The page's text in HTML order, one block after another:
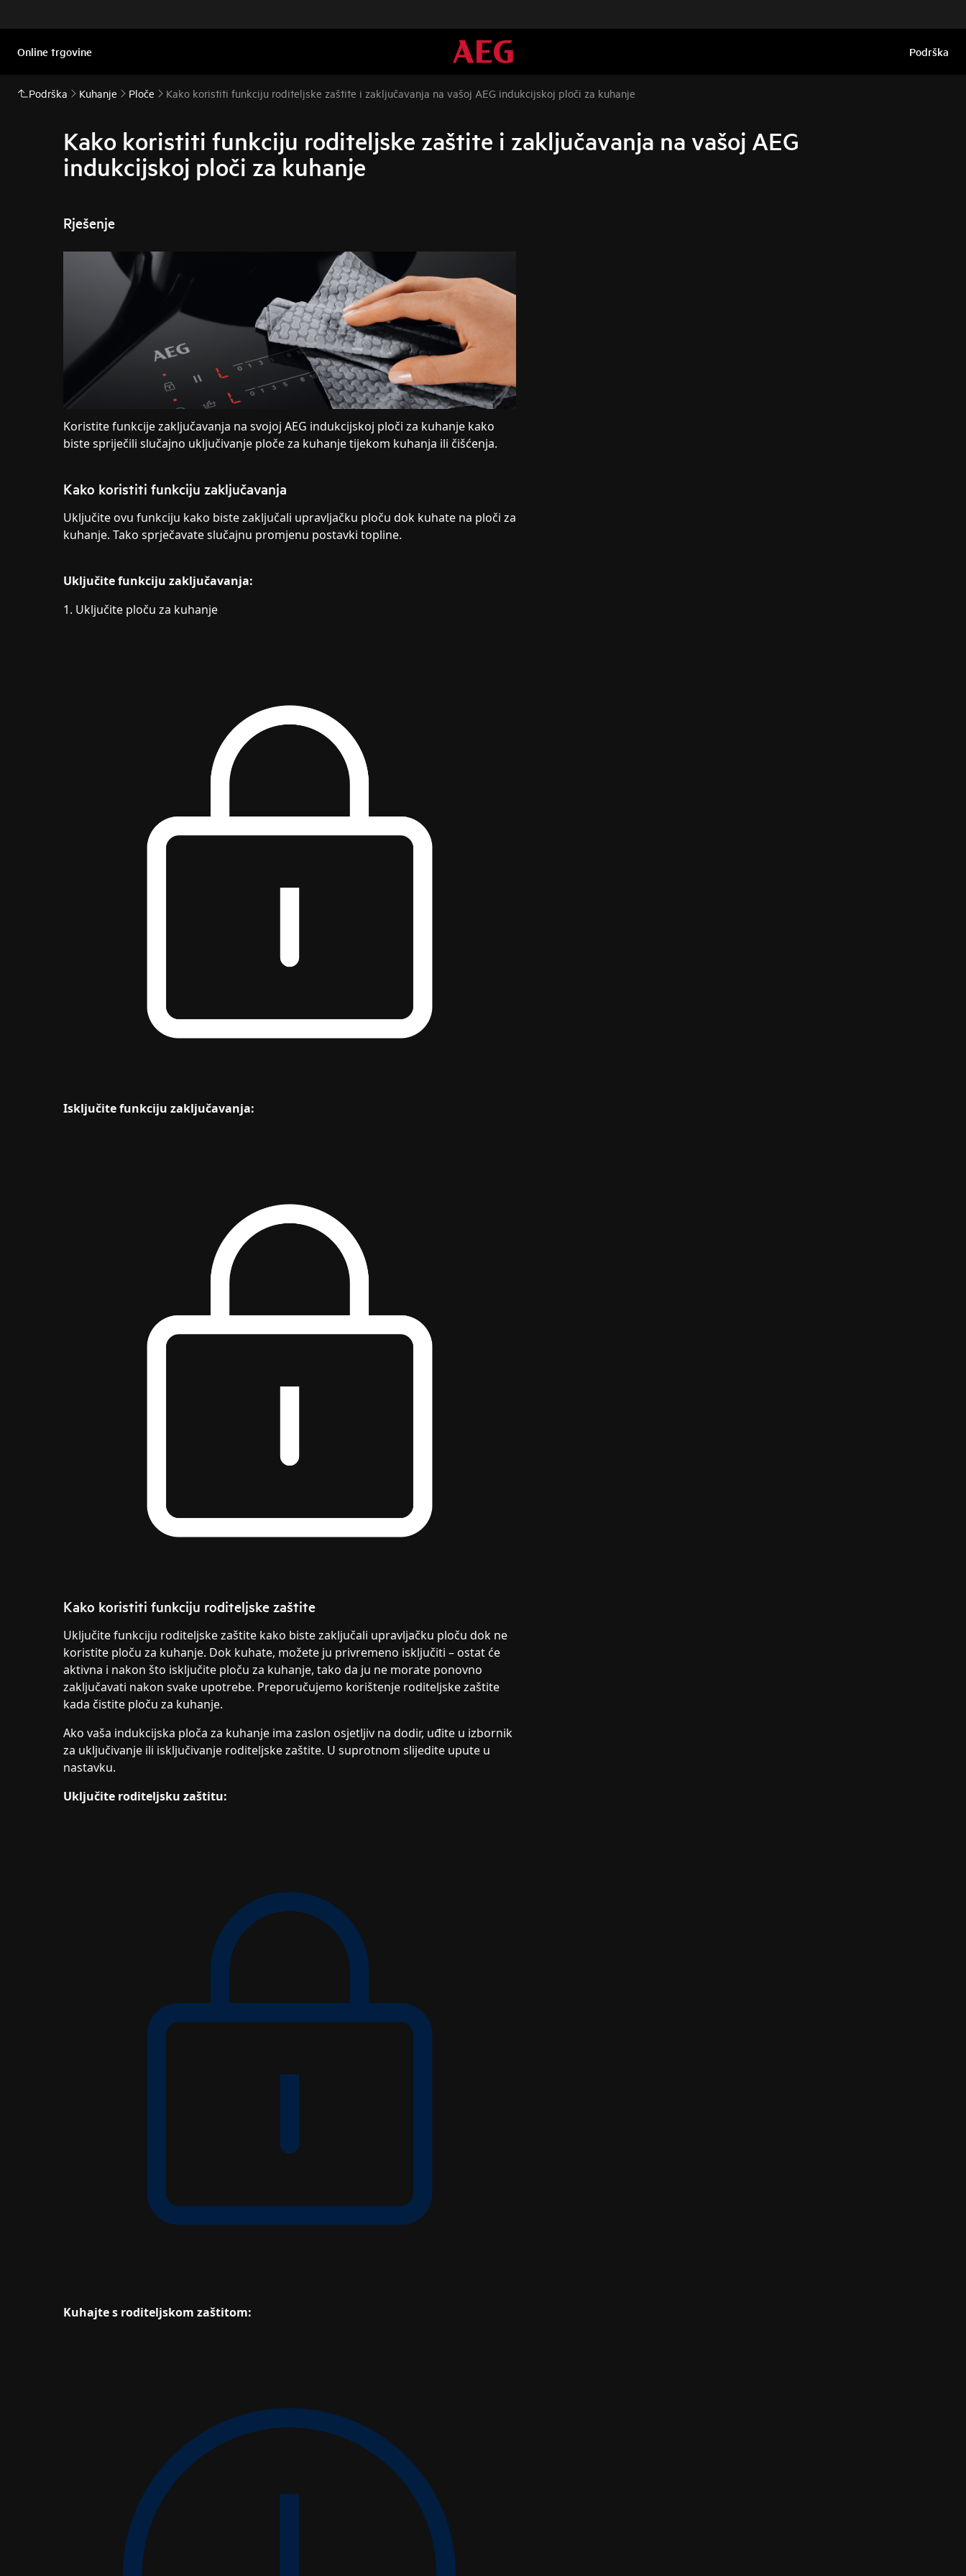
Online trgovine Podrška
Podrška Kuhanje Ploče Kako koristiti funkciju roditeljske zaštite i zaključavanja na vašoj AEG indukcijskoj ploči za kuhanje
Kako koristiti funkciju roditeljske zaštite i zaključavanja na vašoj AEG
indukcijskoj ploči za kuhanje
Rješenje
Koristite funkcije zaključavanja na svojoj AEG indukcijskoj ploči za kuhanje kako
biste spriječili slučajno uključivanje ploče za kuhanje tijekom kuhanja ili čišćenja.
Kako koristiti funkciju zaključavanja
Uključite ovu funkciju kako biste zaključali upravljačku ploču dok kuhate na ploči za
kuhanje. Tako sprječavate slučajnu promjenu postavki topline.
Uključite funkciju zaključavanja:
1. Uključite ploču za kuhanje
Isključite funkciju zaključavanja:
Kako koristiti funkciju roditeljske zaštite
Uključite funkciju roditeljske zaštite kako biste zaključali upravljačku ploču dok ne
koristite ploču za kuhanje. Dok kuhate, možete ju privremeno isključiti – ostat će
aktivna i nakon što isključite ploču za kuhanje, tako da ju ne morate ponovno
zaključavati nakon svake upotrebe. Preporučujemo korištenje roditeljske zaštite
kada čistite ploču za kuhanje.
Ako vaša indukcijska ploča za kuhanje ima zaslon osjetljiv na dodir, uđite u izbornik
za uključivanje ili isključivanje roditeljske zaštite. U suprotnom slijedite upute u
nastavku.
Uključite roditeljsku zaštitu:
Kuhajte s roditeljskom zaštitom: